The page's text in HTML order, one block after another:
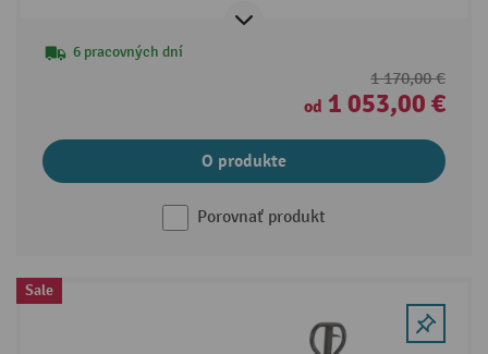
6 pracovných dní
1 170,00 €
od 1 053,00 €
O produkte
Porovnať produkt
Sale